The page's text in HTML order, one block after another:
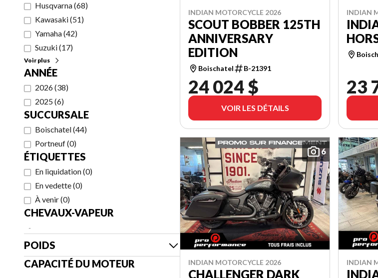
Husqvarna(68)
Kawasaki(51)
Yamaha(42)
Suzuki(17)
Voir plus
ANNÉE
2026(38)
2025(6)
SUCCURSALE
Boischatel(44)
Portneuf(0)
ÉTIQUETTES
En liquidation(0)
En vedette(0)
À venir(0)
CHEVAUX-VAPEUR
-
POIDS
CAPACITÉ DU MOTEUR
INDIAN MOTORCYCLE 2026
SCOUT BOBBER 125TH
ANNIVERSARY
EDITION
Boischatel B-21391
24 024 $
VOIR LES DÉTAILS
INDIAN
23
6
INDIAN MOTORCYCLE 2026
CHALLENGER DARK
INDIAN